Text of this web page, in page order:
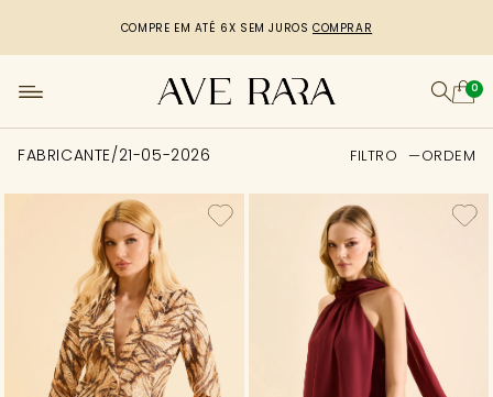
R$50,00 DE DESCONTO CUPOM: PRIMEIRACOMPRA[copiar cupom]
0
FILTRO
Comprimento
Tamanho
Cor
Categoria
FABRICANTE/21-05-2026 FILTRO ORDEM